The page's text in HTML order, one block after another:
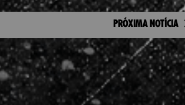
PRÓXIMA NOTÍCIA